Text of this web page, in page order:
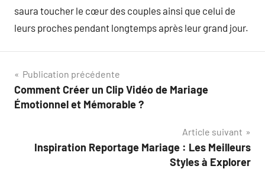
saura toucher le cœur des couples ainsi que celui de
leurs proches pendant longtemps après leur grand jour.
Navigation
de
Publication précédente
Comment Créer un Clip Vidéo de Mariage
Émotionnel et Mémorable ?
Article suivant
Inspiration Reportage Mariage : Les Meilleurs
Styles à Explorer